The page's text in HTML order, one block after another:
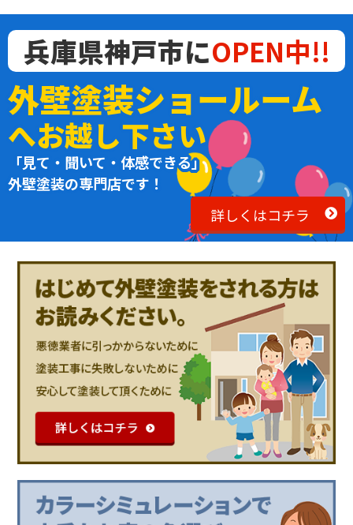
兵庫県神戸市にOPEN中!!
外壁塗装ショールーム
へお越し下さい
「見て・聞いて・体感できる」
外壁塗装の専門店です！
詳しくはコチラ